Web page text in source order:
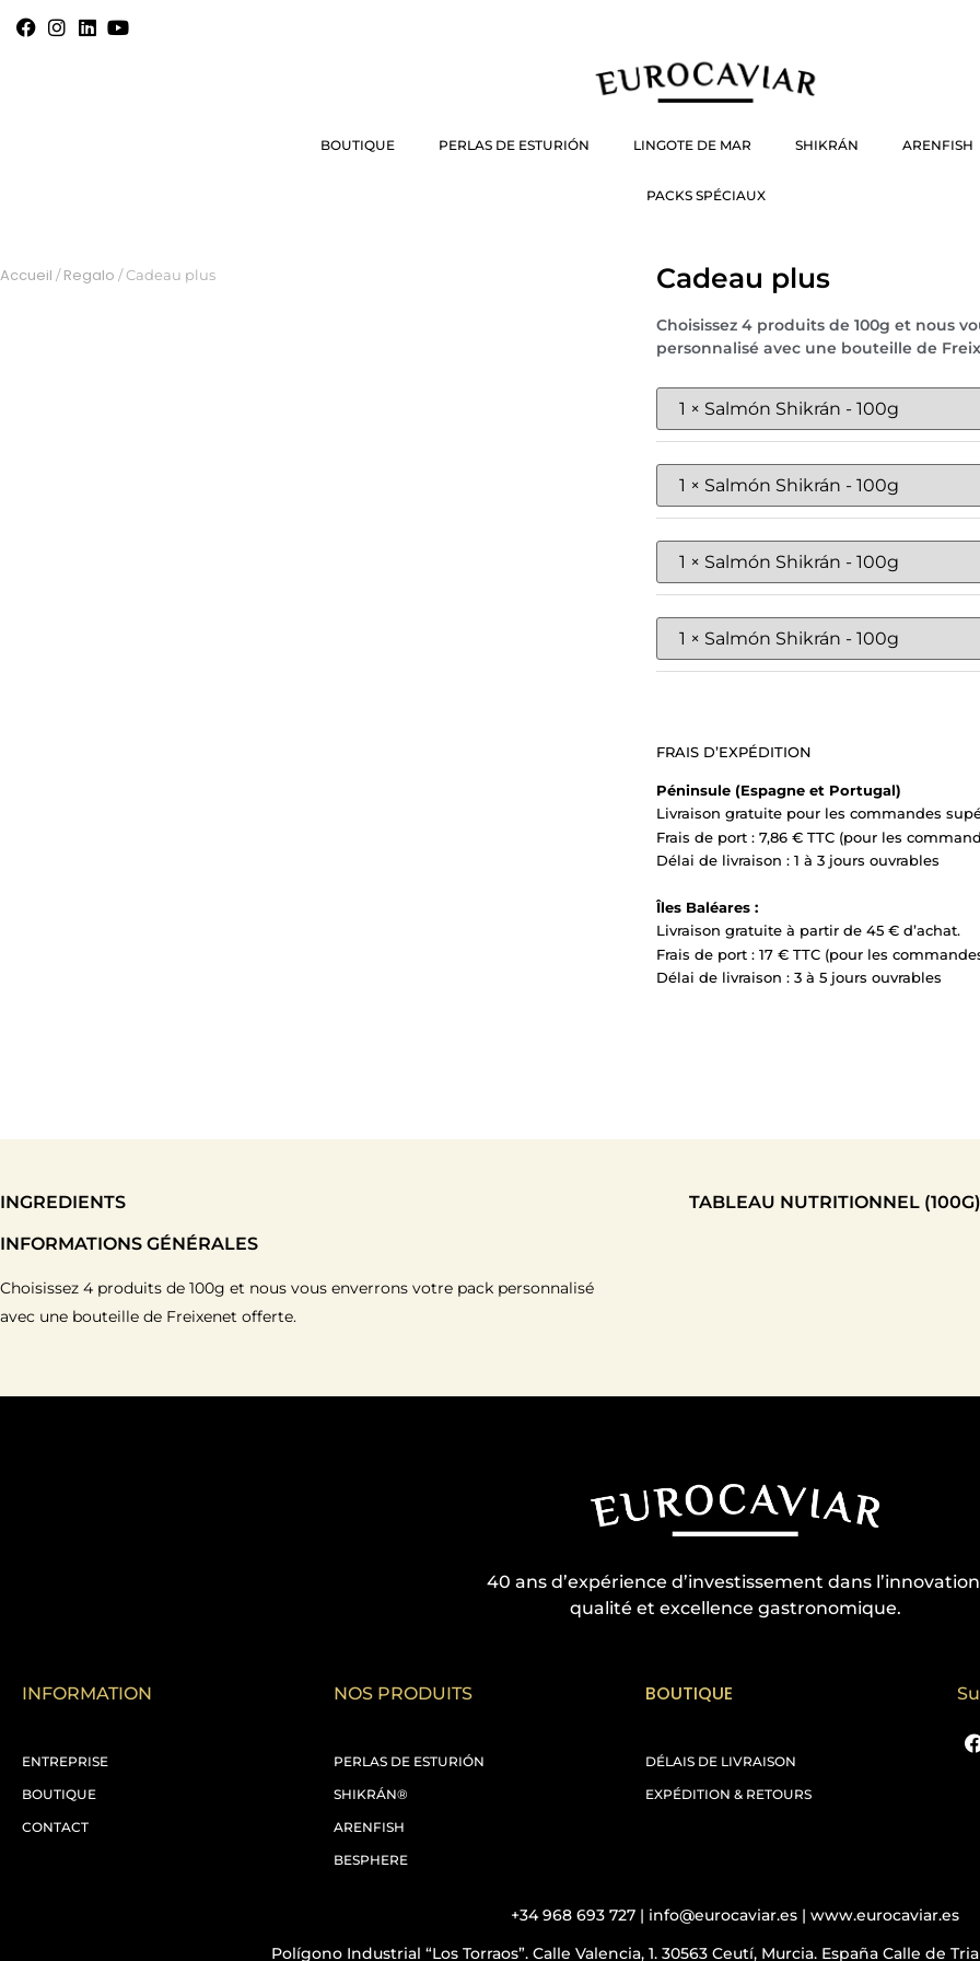
BOUTIQUE PERLAS DE ESTURIÓN LINGOTE DE MAR SHIKRÁN ARENFISH
PACKS SPÉCIAUX
Accueil /Regalo / Cadeau plus Cadeau plus
Choisissez 4 produits de 100g et nous
personnalisé avec une bouteille de
FRAIS D’EXPÉDITION
Péninsule (Espagne et Portugal)
Livraison gratuite pour les commandes
Frais de port : 7,86 € TTC (pour les
Délai de livraison : 1 à 3 jours ouvrables
Îles Baléares :
Livraison gratuite à partir de 45 € d’achat.
Frais de port : 17 € TTC (pour les
Délai de livraison : 3 à 5 jours ouvrables
INGREDIENTS
INFORMATIONS GÉNÉRALES
Choisissez 4 produits de 100g et nous vous enverrons votre pack personnalisé
avec une bouteille de Freixenet offerte.
TABLEAU NUTRITIONNEL (100G)
40 ans d’expérience d’investissement dans
qualité et excellence gastronomique.
INFORMATION
ENTREPRISE
BOUTIQUE
CONTACT
NOS PRODUITS
PERLAS DE ESTURIÓN
SHIKRÁN®
ARENFISH
BESPHERE
BOUTIQUE
DÉLAIS DE LIVRAISON
EXPÉDITION & RETOURS
+34 968 693 727 | info@eurocaviar.es | www.eurocaviar.es
Polígono Industrial “Los Torraos”. Calle Valencia, 1. 30563 Ceutí, Murcia. España Calle de